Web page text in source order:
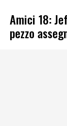
Amici 18:
pezzo